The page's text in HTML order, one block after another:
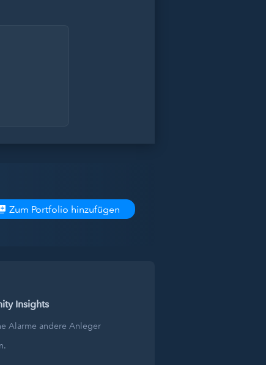
Zum Portfolio hinzufügen
Insights
Alarme andere Anleger